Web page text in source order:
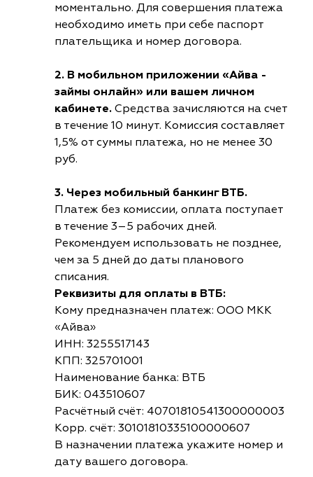
моментально. Для совершения платежа
необходимо иметь при себе паспорт
плательщика и номер договора.
2. В мобильном приложении «Айва -
займы онлайн» или вашем личном
кабинете. Средства зачисляются на счет
в течение 10 минут. Комиссия составляет
1,5% от суммы платежа, но не менее 30
руб.
3. Через мобильный банкинг ВТБ.
Платеж без комиссии, оплата поступает
в течение 3–5 рабочих дней.
Рекомендуем использовать не позднее,
чем за 5 дней до даты планового
списания.
Реквизиты для оплаты в ВТБ:
Кому предназначен платеж: ООО МКК
«Айва»
ИНН: 3255517143
КПП: 325701001
Наименование банка: ВТБ
БИК: 043510607
Расчётный счёт: 40701810541300000003
Корр. счёт: 30101810335100000607
В назначении платежа укажите номер и
дату вашего договора.